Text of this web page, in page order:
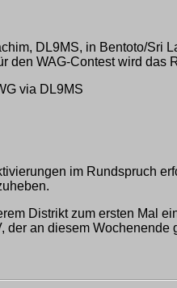
DL9MS, in Bentoto/Sri
den WAG-Contest wird
via DL9MS
im Rundspruch
Distrikt zum ersten Mal
der an diesem